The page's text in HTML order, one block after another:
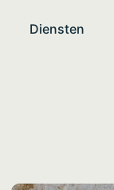
Diensten